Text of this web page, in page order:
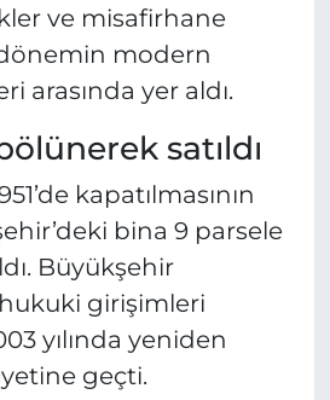
ve misafirhane
modern
arasında yer aldı.
satıldı
kapatılmasının
bina 9 parsele
Büyükşehir
girişimleri
yılında yeniden
geçti.